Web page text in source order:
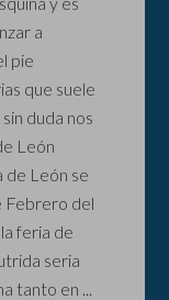
a
pie
que suele
duda nos
León
de León se
Febrero del
feria de
seria
tanto en ...